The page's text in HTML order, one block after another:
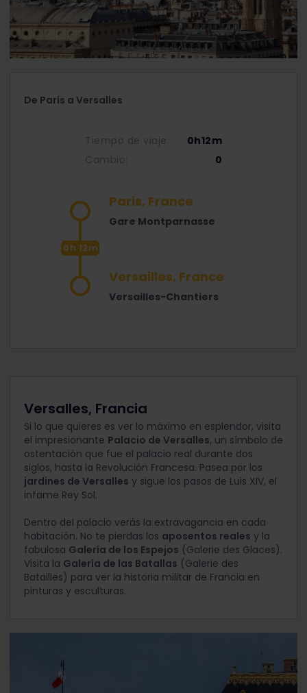
De París a Versalles
Tiempo de viaje:
0h12m
Cambio:
0
Paris, France
Gare Montparnasse
0h 12m
Versailles, France
Versailles-Chantiers
Versalles, Francia
Si lo que quieres es ver lo máximo en esplendor, visita
el impresionante Palacio de Versalles, un símbolo de
ostentación que fue el palacio real durante dos
siglos, hasta la Revolución Francesa. Pasea por los
jardines de Versalles y sigue los pasos de Luis XIV, el
infame Rey Sol.
Dentro del palacio verás la extravagancia en cada
habitación. No te pierdas los aposentos reales y la
fabulosa Galería de los Espejos (Galerie des Glaces).
Visita la Galería de las Batallas (Galerie des
Batailles) para ver la historia militar de Francia en
pinturas y esculturas.